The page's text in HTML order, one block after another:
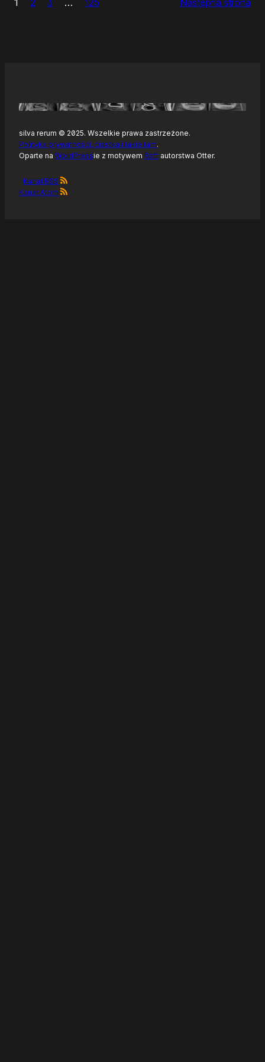
–
Linuksa
silva rerum © 2025. Wszelkie prawa zastrzeżone.
Polityka prywatności, ciastka i takie tam.
Oparte na WordPressie z motywem Raft autorstwa Otter.
Kanał RSS
Kanał Atom